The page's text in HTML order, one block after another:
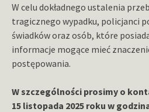
W celu dokładnego ustalenia
tragicznego wypadku, policjanci
świadków oraz osób, które
informacje mogące mieć
postępowania.
W szczególności prosimy o
15 listopada 2025 roku w